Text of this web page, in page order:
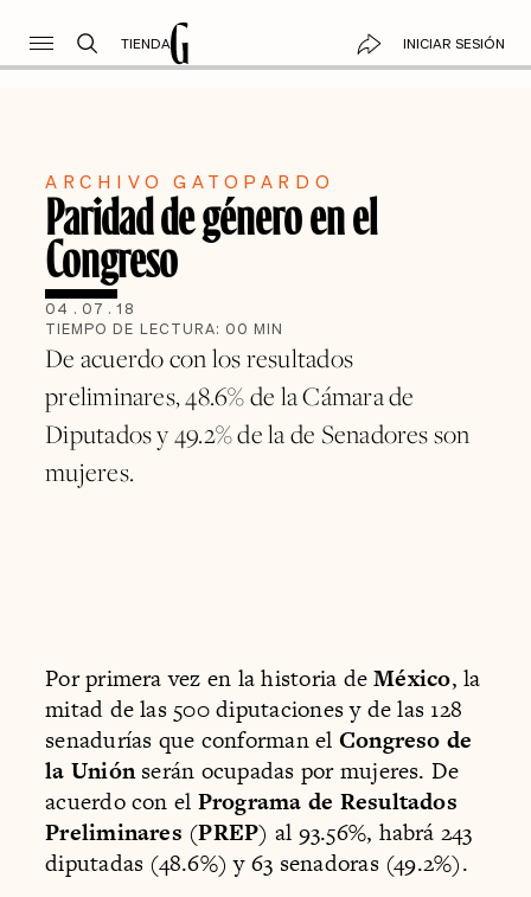
TIENDA INICIAR SESIÓN
ARCHIVO GATOPARDO
Paridad de género en el
Congreso
04 . 07 . 18
TIEMPO DE LECTURA: 00 MIN
De acuerdo con los resultados
preliminares, 48.6% de la Cámara de
Diputados y 49.2% de la de Senadores son
mujeres.
Por primera vez en la historia deMéxico, la
mitad de las 500 diputaciones y de las 128
senadurías que conforman el Congreso de
la Uniónserán ocupadas por mujeres. De
acuerdo con el Programa de Resultados
Preliminares (PREP) al 93.56%, habrá 243
diputadas (48.6%) y 63 senadoras (49.2%).